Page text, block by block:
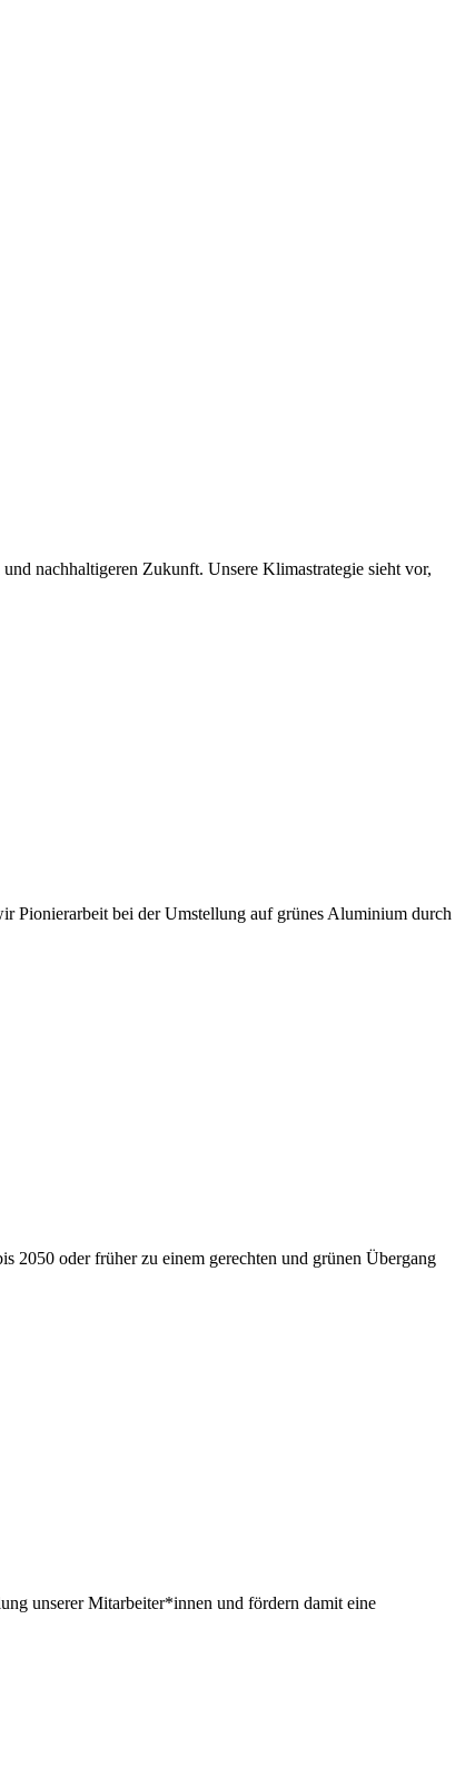
nachhaltigeren Zukunft. Unsere Klimastrategie sieht vor,
Pionierarbeit bei der Umstellung auf grünes Aluminium durch
oder früher zu einem gerechten und grünen Übergang
unserer Mitarbeiter*innen und fördern damit eine